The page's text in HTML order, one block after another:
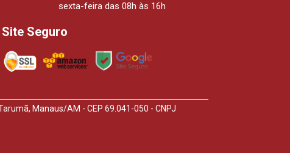
sexta-feira das 08h às 16h
Site Seguro
Manaus/AM - CEP 69.041-050 - CNPJ